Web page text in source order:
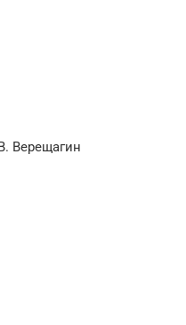
Верещагин